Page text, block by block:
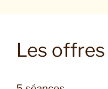
Les offres